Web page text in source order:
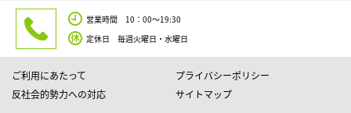
営業時間 10：00～19:30
定休日 毎週火曜日・水曜日
ご利用にあたって
プライバシーポリシー
反社会的勢力への対応
サイトマップ